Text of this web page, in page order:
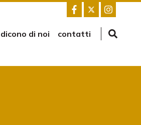
dicono di noi contatti